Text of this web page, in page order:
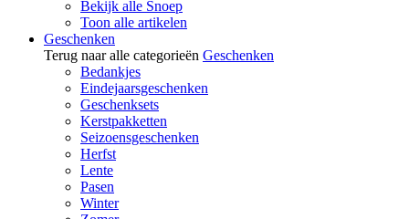
Bekijk alle Snoep
Toon alle artikelen
Geschenken
Terug naar alle categorieën Geschenken
Bedankjes
Eindejaarsgeschenken
Geschenksets
Kerstpakketten
Seizoensgeschenken
Herfst
Lente
Pasen
Winter